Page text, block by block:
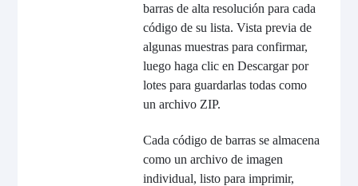
barras de alta resolución para cada
código de su lista. Vista previa de
algunas muestras para confirmar,
luego haga clic en Descargar por
lotes para guardarlas todas como
un archivo ZIP.
Cada código de barras se almacena
como un archivo de imagen
individual, listo para imprimir,